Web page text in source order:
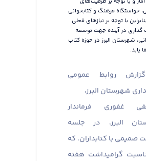
خواستگاه فرهنگ و کتابخوانی
با توجه بر نیازهای فعلی
در آینده جهت توسعه
شهرستان البرز در حوزه کتاب
یابد.
روابط عمومی
شهرستان البرز،
غفوری فرماندار
البرز، در جلسه
با کتابداران، که
گرامیداشت هفته